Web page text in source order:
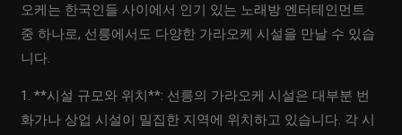
오케는 한국인들 사이에서 인기 있는 노래방 엔터테인먼트
중 하나로, 선릉에서도 다양한 가라오케 시설을 만날 수 있습
니다.
1. **시설 규모와 위치**: 선릉의 가라오케 시설은 대부분 번
화가나 상업 시설이 밀집한 지역에 위치하고 있습니다. 각 시